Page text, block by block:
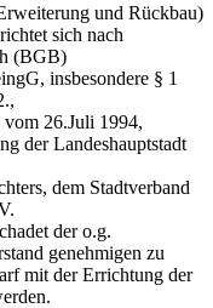
und Rückbau)
sich nach
(BGB)
insbesondere § 1
vom 26.Juli 1994,
der Landeshauptstadt
dem Stadtverband
der o.g.
genehmigen zu
mit der Errichtung der